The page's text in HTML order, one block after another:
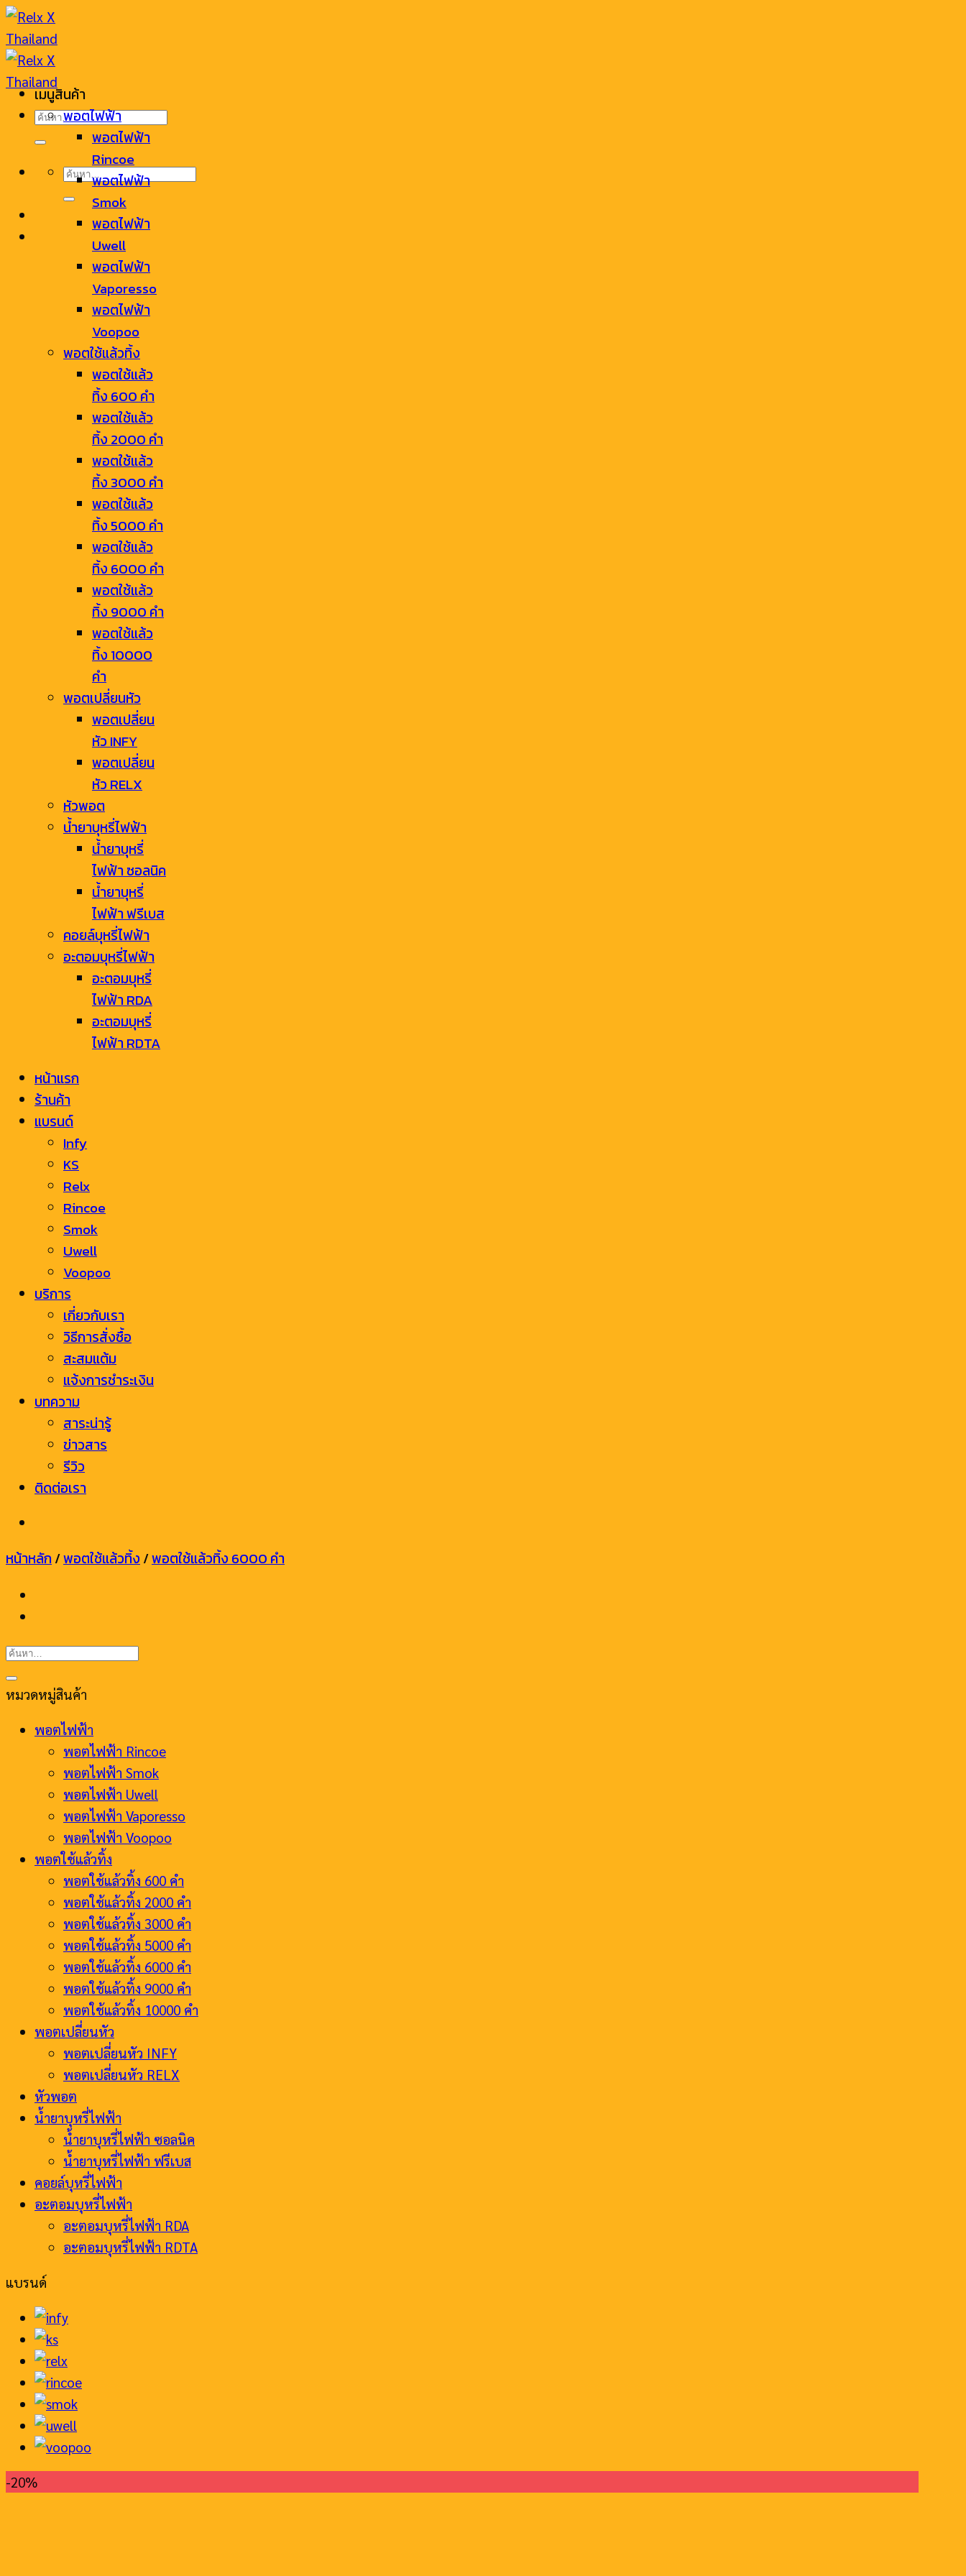
Skip
to
content
ค้นหา:
ค้นหา:
เมนูสินค้า
พอตไฟฟ้า
พอตไฟฟ้า
Rincoe
พอตไฟฟ้า
Smok
พอตไฟฟ้า
Uwell
พอตไฟฟ้า
Vaporesso
พอตไฟฟ้า
Voopoo
พอตใช้แล้วทิ้ง
พอตใช้แล้ว
ทิ้ง 600 คำ
พอตใช้แล้ว
ทิ้ง 2000 คำ
พอตใช้แล้ว
ทิ้ง 3000 คำ
พอตใช้แล้ว
ทิ้ง 5000 คำ
พอตใช้แล้ว
ทิ้ง 6000 คำ
พอตใช้แล้ว
ทิ้ง 9000 คำ
พอตใช้แล้ว
ทิ้ง 10000
คำ
พอตเปลี่ยนหัว
พอตเปลี่ยน
หัว INFY
พอตเปลี่ยน
หัว RELX
หัวพอต
น้ำยาบุหรี่ไฟฟ้า
น้ำยาบุหรี่
ไฟฟ้า ซอลนิค
น้ำยาบุหรี่
ไฟฟ้า ฟรีเบส
คอยล์บุหรี่ไฟฟ้า
อะตอมบุหรี่ไฟฟ้า
อะตอมบุหรี่
ไฟฟ้า RDA
อะตอมบุหรี่
ไฟฟ้า RDTA
หน้าแรก
ร้านค้า
แบรนด์
Infy
KS
Relx
Rincoe
Smok
Uwell
Voopoo
บริการ
เกี่ยวกับเรา
วิธีการสั่งซื้อ
สะสมแต้ม
แจ้งการชำระเงิน
บทความ
สาระน่ารู้
ข่าวสาร
รีวิว
ติดต่อเรา
หน้าหลัก/พอตใช้แล้วทิ้ง/พอตใช้แล้วทิ้ง 6000 คำ
ค้นหา:
หมวดหมู่สินค้า
พอตไฟฟ้า
พอตไฟฟ้า Rincoe
พอตไฟฟ้า Smok
พอตไฟฟ้า Uwell
พอตไฟฟ้า Vaporesso
พอตไฟฟ้า Voopoo
พอตใช้แล้วทิ้ง
พอตใช้แล้วทิ้ง 600 คำ
พอตใช้แล้วทิ้ง 2000 คำ
พอตใช้แล้วทิ้ง 3000 คำ
พอตใช้แล้วทิ้ง 5000 คำ
พอตใช้แล้วทิ้ง 6000 คำ
พอตใช้แล้วทิ้ง 9000 คำ
พอตใช้แล้วทิ้ง 10000 คำ
พอตเปลี่ยนหัว
พอตเปลี่ยนหัว INFY
พอตเปลี่ยนหัว RELX
หัวพอต
น้ำยาบุหรี่ไฟฟ้า
น้ำยาบุหรี่ไฟฟ้า ซอลนิค
น้ำยาบุหรี่ไฟฟ้า ฟรีเบส
คอยล์บุหรี่ไฟฟ้า
อะตอมบุหรี่ไฟฟ้า
อะตอมบุหรี่ไฟฟ้า RDA
อะตอมบุหรี่ไฟฟ้า RDTA
แบรนด์
-20%